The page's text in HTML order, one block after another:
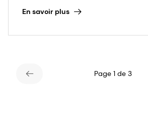
En savoir plus
Page 1 de 3